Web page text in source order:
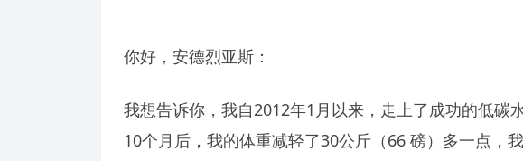
你好，安德烈亚斯：
我想告诉你，我自2012年1月以来，走上了成功的低碳
10个月后，我的体重减轻了30公斤（66 磅）多一点，